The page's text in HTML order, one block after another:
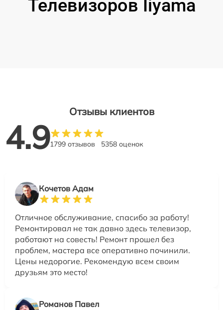
Телевизоров Iiyama
Отзывы клиентов
4.91799 отзывов 5358 оценок
Кочетов Адам
Отличное обслуживание, спасибо за работу!
Ремонтировал не так давно здесь телевизор,
работают на совесть! Ремонт прошел без
проблем, мастера все оперативно починили.
Цены недорогие. Рекомендую всем своим
друзьям это место!
Романов Павел